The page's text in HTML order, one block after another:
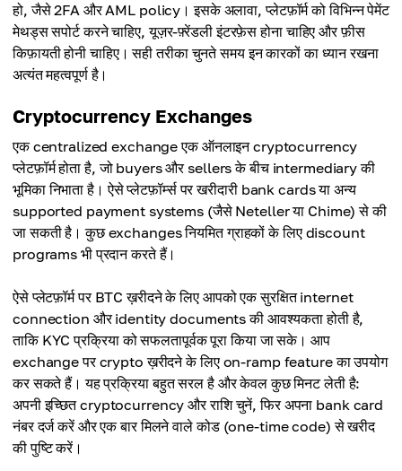
हो, जैसे 2FA और AML policy। इसके अलावा, प्लेटफ़ॉर्म को विभिन्न पेमेंट
मेथड्स सपोर्ट करने चाहिए, यूज़र-फ़्रेंडली इंटरफ़ेस होना चाहिए और फ़ीस
किफ़ायती होनी चाहिए। सही तरीका चुनते समय इन कारकों का ध्यान रखना
अत्यंत महत्वपूर्ण है।
Cryptocurrency Exchanges
एक centralized exchange एक ऑनलाइन cryptocurrency
प्लेटफ़ॉर्म होता है, जो buyers और sellers के बीच intermediary की
भूमिका निभाता है। ऐसे प्लेटफ़ॉर्म्स पर खरीदारी bank cards या अन्य
supported payment systems (जैसे Neteller या Chime) से की
जा सकती है। कुछ exchanges नियमित ग्राहकों के लिए discount
programs भी प्रदान करते हैं।
ऐसे प्लेटफ़ॉर्म पर BTC ख़रीदने के लिए आपको एक सुरक्षित internet
connection और identity documents की आवश्यकता होती है,
ताकि KYC प्रक्रिया को सफलतापूर्वक पूरा किया जा सके। आप
exchange पर crypto ख़रीदने के लिए on-ramp feature का उपयोग
कर सकते हैं। यह प्रक्रिया बहुत सरल है और केवल कुछ मिनट लेती है:
अपनी इच्छित cryptocurrency और राशि चुनें, फिर अपना bank card
नंबर दर्ज करें और एक बार मिलने वाले कोड (one-time code) से खरीद
की पुष्टि करें।